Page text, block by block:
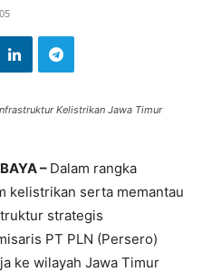
Kelistrikan Jawa Timur
– Dalam rangka
kelistrikan serta memantau
strategis
PT PLN (Persero)
ke wilayah Jawa Timur